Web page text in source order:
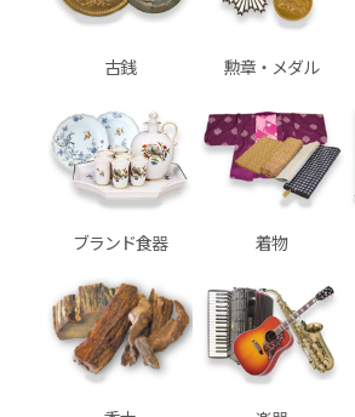
古銭 勲章・メダル
ブランド食器 着物